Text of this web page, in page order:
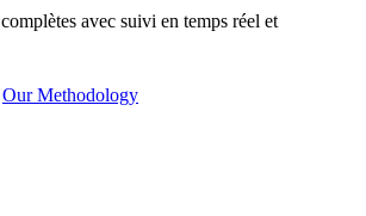
avec suivi en temps réel et
Our Methodology